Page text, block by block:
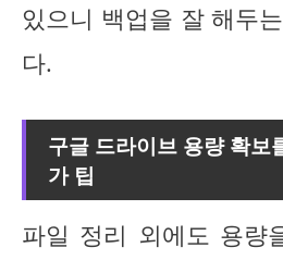
있으니 백업을 잘 해두
다.
구글 드라이브 용량 확보
가 팁
파일 정리 외에도 용량